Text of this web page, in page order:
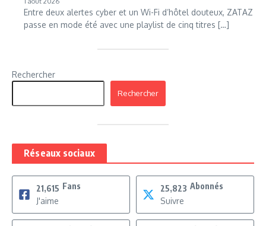
Entre deux alertes cyber et un Wi-Fi d’hôtel douteux, ZATAZ
passe en mode été avec une playlist de cinq titres […]
Rechercher
Rechercher
Réseaux sociaux
21,615 Fans
J'aime
25,823 Abonnés
Suivre